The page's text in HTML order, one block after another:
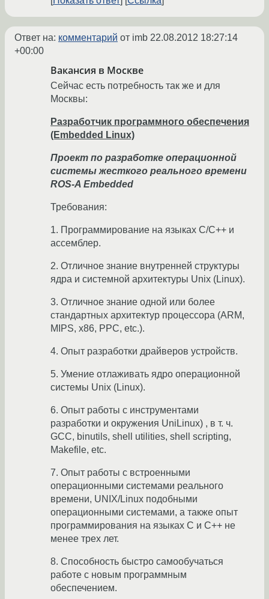
Ответ на: комментарий от imb 22.08.2012 18:27:14
+00:00
Вакансия в Москве
Сейчас есть потребность так же и для
Москвы:
Разработчик программного обеспечения
(Embedded Linux)
Проект по разработке операционной
системы жесткого реального времени
ROS-A Embedded
Требования:
1. Программирование на языках C/С++ и
ассемблер.
2. Отличное знание внутренней структуры
ядра и системной архитектуры Unix (Linux).
3. Отличное знание одной или более
стандартных архитектур процессора (ARM,
MIPS, x86, PPC, etc.).
4. Опыт разработки драйверов устройств.
5. Умение отлаживать ядро операционной
системы Unix (Linux).
6. Опыт работы с инструментами
разработки и окружения UniLinux) , в т. ч.
GCC, binutils, shell utilities, shell scripting,
Makefile, etc.
7. Опыт работы с встроенными
операционными системами реального
времени, UNIX/Linux подобными
операционными системами, а также опыт
программирования на языках С и С++ не
менее трех лет.
8. Способность быстро самообучаться
работе с новым программным
обеспечением.